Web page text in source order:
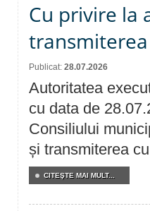
Cu privire la
Publicat: 28.07.2026
Autoritatea
cu data de
Consiliului
și transmiterea
CITEŞTE MAI MULT...